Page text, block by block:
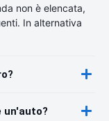
non è elencata,
In alternativa
un'auto?